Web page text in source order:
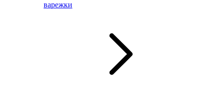
варежки